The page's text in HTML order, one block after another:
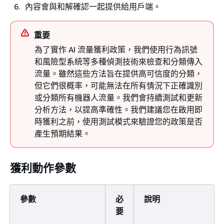
內容會與和解確認一起提供給用戶端。
重要
為了實作 AI 流量獲利政策，我們使用行為訊號
和風險型系統等多種偵測技術來檢查和分類傳入
流量。雖然這些方法旨在提供高可信度的分類，
但它們很概率，可能無法在所有情況下正確識別
或分類所有機器人流量。我們會持續測試和更新
分析方法，以提高準確性。我們建議您在啟用即
時獲利之前，使用測試模式來驗證您的政策是否
產生預期結果。
獲利動作參數
參數
必
要
說明